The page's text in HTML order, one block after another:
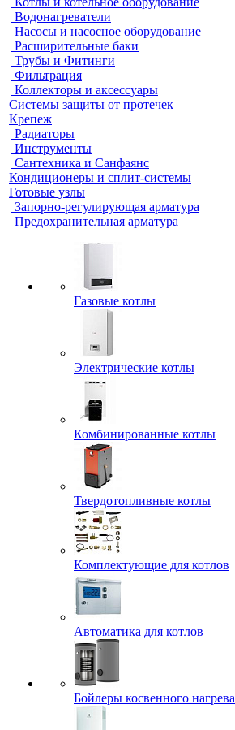
Водонагреватели
Насосы и насосное оборудование
Расширительные баки
Трубы и Фитинги
Фильтрация
Коллекторы и аксессуары
Системы защиты от протечек
Крепеж
Радиаторы
Инструменты
Сантехника и Санфаянс
Кондиционеры и сплит-системы
Готовые узлы
Запорно-регулирующая арматура
Предохранительная арматура
Газовые котлы
Электрические котлы
Комбинированные котлы
Твердотопливные котлы
Комплектующие для котлов
Автоматика для котлов
Бойлеры косвенного нагрева